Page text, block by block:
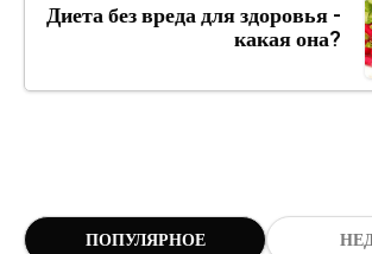
Диета без вреда для здоровья -
какая она?
ПОПУЛЯРНОЕ